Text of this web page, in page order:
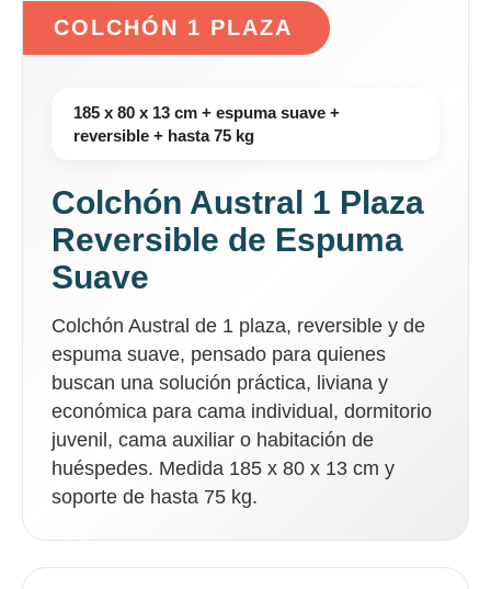
COLCHÓN 1 PLAZA
185 x 80 x 13 cm + espuma suave +
reversible + hasta 75 kg
Colchón Austral 1 Plaza
Reversible de Espuma
Suave
Colchón Austral de 1 plaza, reversible y de
espuma suave, pensado para quienes
buscan una solución práctica, liviana y
económica para cama individual, dormitorio
juvenil, cama auxiliar o habitación de
huéspedes. Medida 185 x 80 x 13 cm y
soporte de hasta 75 kg.